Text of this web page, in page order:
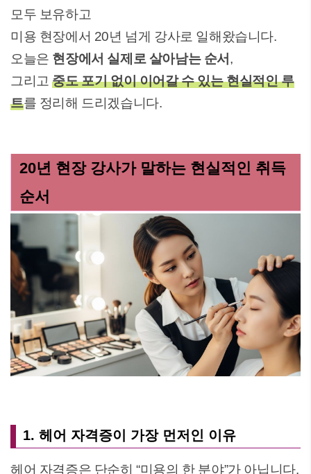
모두 보유하고
미용 현장에서 20년 넘게 강사로 일해왔습니다.
오늘은 현장에서 실제로 살아남는 순서 ,
그리고중도 포기 없이 이어갈 수 있는 현실적인 루
트를 정리해 드리겠습니다.
20년 현장 강사가 말하는 현실적인 취득
순서
1. 헤어 자격증이 가장 먼저인 이유
헤어 자격증은 단순히 “미용의 한 분야”가 아닙니다.